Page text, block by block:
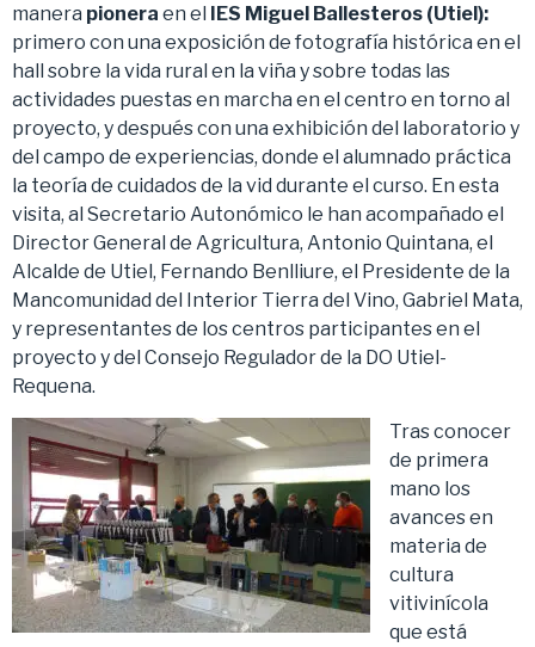
manera pionera en el IES Miguel Ballesteros (Utiel):
primero con una exposición de fotografía histórica en el
hall sobre la vida rural en la viña y sobre todas las
actividades puestas en marcha en el centro en torno al
proyecto, y después con una exhibición del laboratorio y
del campo de experiencias, donde el alumnado práctica
la teoría de cuidados de la vid durante el curso. En esta
visita, al Secretario Autonómico le han acompañado el
Director General de Agricultura, Antonio Quintana, el
Alcalde de Utiel, Fernando Benlliure, el Presidente de la
Mancomunidad del Interior Tierra del Vino, Gabriel Mata,
y representantes de los centros participantes en el
proyecto y del Consejo Regulador de la DO Utiel-
Requena.
Tras conocer
de primera
mano los
avances en
materia de
cultura
vitivinícola
que está